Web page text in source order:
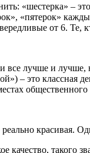
«шестерка» –
«пятерок»
от 6. Те,
все лучше и
– это классная
общественного
реально красивая.
качество, такого